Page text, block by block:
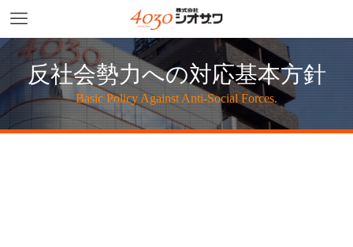
反社会勢⼒への対応基本⽅針
Basic Policy Against Anti-Social Forces.